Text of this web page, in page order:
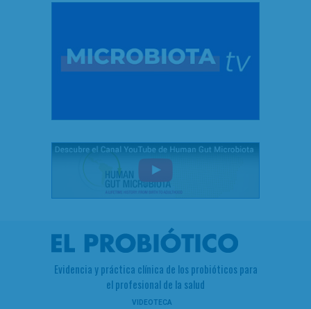
Evidencia y práctica clínica de los probióticos para
el profesional de la salud
VIDEOTECA